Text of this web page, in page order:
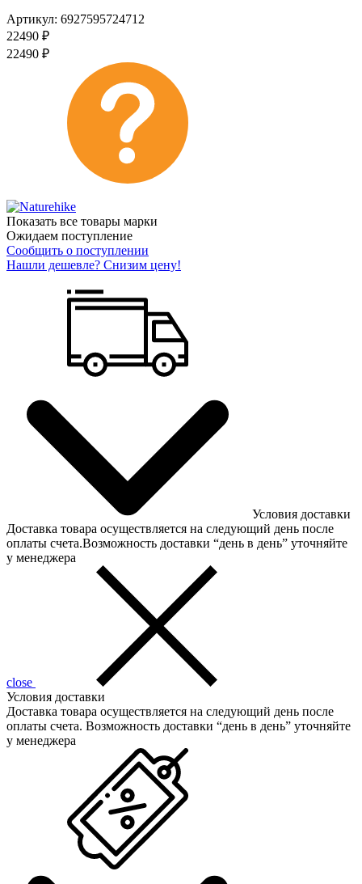
Артикул: 6927595724712
22490 ₽
22490 ₽
Показать все товары марки
Ожидаем поступление
Сообщить о поступлении
Нашли дешевле? Снизим цену!
Условия доставки
Доставка товара осуществляется на следующий день после
оплаты счета.Возможность доставки “день в день” уточняйте
у менеджера
close
Условия доставки
Доставка товара осуществляется на следующий день после
оплаты счета. Возможность доставки “день в день” уточняйте
у менеджера